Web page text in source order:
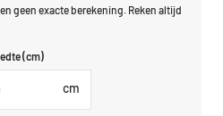
geen exacte berekening. Reken altijd
(cm)
cm